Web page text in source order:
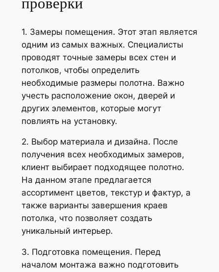
1. Замеры помещения. Этот этап является
одним из самых важных. Специалисты
проводят точные замеры всех стен и
потолков, чтобы определить
необходимые размеры полотна. Важно
учесть расположение окон, дверей и
других элементов, которые могут
повлиять на установку.
2. Выбор материала и дизайна. После
получения всех необходимых замеров,
клиент выбирает подходящее полотно.
На данном этапе предлагается
ассортимент цветов, текстур и фактур, а
также варианты завершения краев
потолка, что позволяет создать
уникальный интерьер.
3. Подготовка помещения. Перед
началом монтажа важно подготовить